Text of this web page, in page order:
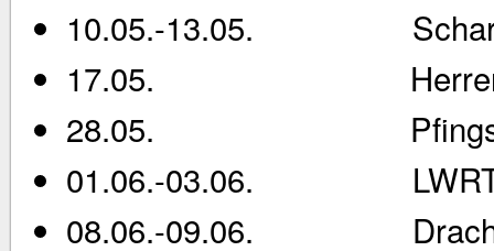
10.05.-13.05.
17.05.
28.05.
01.06.-03.06. LWRT
08.06.-09.06.